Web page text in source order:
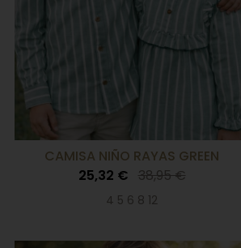
CAMISA NIÑO RAYAS GREEN
25,32 € 38,95 €
4 5 6 8 12